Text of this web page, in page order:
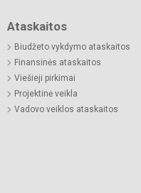
Ataskaitos
Biudžeto vykdymo ataskaitos
Finansinės ataskaitos
Viešieji pirkimai
Projektinė veikla
Vadovo veiklos ataskaitos